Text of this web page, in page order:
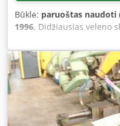
Būklė: paruoštas naudoti
1996, Didžiausias veleno
laipsnių): 350 mm
1300 mm Staklių plotis:
Staklių svoris: 1,4 t